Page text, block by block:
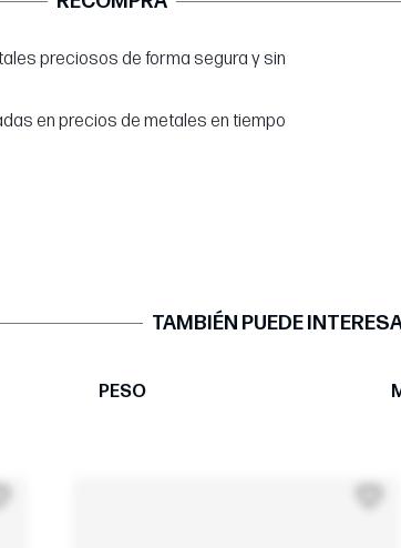
preciosos de forma segura y sin
en precios de metales en tiempo
TAMBIÉN PUEDE
PESO